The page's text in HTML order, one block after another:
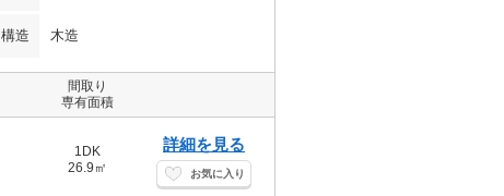
構造 木造
間取り
専有面積
1DK
26.9㎡
詳細を見る
お気に入り